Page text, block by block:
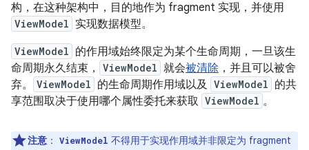
构，在这种架构中，目的地作为 fragment 实现，并使用
ViewModel 实现数据模型。
ViewModel 的作用域始终限定为某个生命周期，一旦该生
命周期永久结束，
ViewModel 就会被清除 ，并且可以被舍
弃。
ViewModel 的生命周期作用域以及 ViewModel 的共
享范围取决于使用哪个属性委托来获取 ViewModel 。
注意 ： ViewModel 不得用于实现作用域并非限定为 fragment